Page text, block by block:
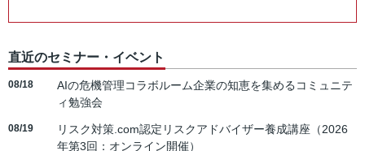
直近のセミナー・イベント
08/18
AIの危機管理コラボルーム企業の知恵を集めるコミュニテ
ィ勉強会
08/19
リスク対策.com認定リスクアドバイザー養成講座（2026
年第3回：オンライン開催）